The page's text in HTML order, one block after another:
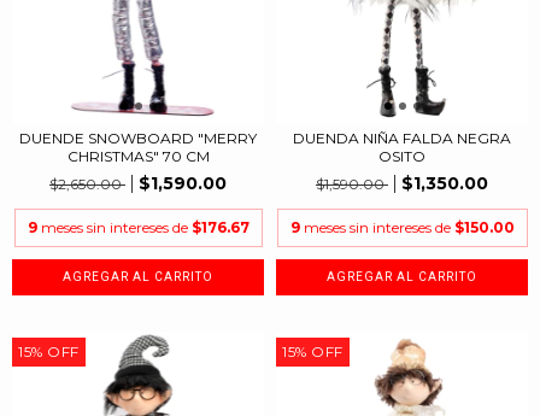
DUENDE SNOWBOARD "MERRY
CHRISTMAS" 70 CM
$2,650.00
$1,590.00
9 meses sin intereses de $176.67
DUENDA NIÑA FALDA NEGRA
OSITO
$1,590.00
$1,350.00
9 meses sin intereses de $150.00
15% OFF 15% OFF